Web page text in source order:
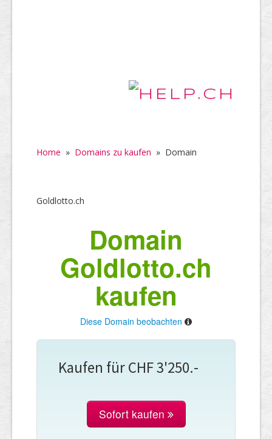
Home » Domains zu kaufen » Domain
Goldlotto.ch
Domain
Goldlotto.ch
kaufen
Diese Domain beobachten
Kaufen für CHF 3'250.-
Sofort kaufen